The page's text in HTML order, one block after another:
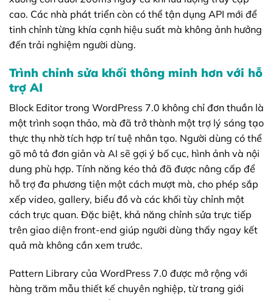
cao. Các nhà phát triển còn có thể tận dụng API mới để
tinh chỉnh từng khía cạnh hiệu suất mà không ảnh hưởng
đến trải nghiệm người dùng.
Trình chỉnh sửa khối thông minh hơn với hỗ
trợ AI
Block Editor trong WordPress 7.0 không chỉ đơn thuần là
một trình soạn thảo, mà đã trở thành một trợ lý sáng tạo
thực thụ nhờ tích hợp trí tuệ nhân tạo. Người dùng có thể
gõ mô tả đơn giản và AI sẽ gợi ý bố cục, hình ảnh và nội
dung phù hợp. Tính năng kéo thả đã được nâng cấp để
hỗ trợ đa phương tiện một cách mượt mà, cho phép sắp
xếp video, gallery, biểu đồ và các khối tùy chỉnh một
cách trực quan. Đặc biệt, khả năng chỉnh sửa trực tiếp
trên giao diện front-end giúp người dùng thấy ngay kết
quả mà không cần xem trước.
Pattern Library của WordPress 7.0 được mở rộng với
hàng trăm mẫu thiết kế chuyên nghiệp, từ trang giới